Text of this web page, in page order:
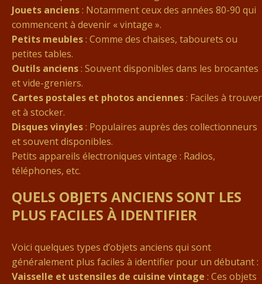
Jouets anciens: Notamment ceux des années 80-90 qui
commencent à devenir « vintage ».
Petits meubles: Comme des chaises, tabourets ou
petites tables.
Outils anciens: Souvent disponibles dans les brocantes
et vide-greniers.
Cartes postales et photos anciennes: Faciles à trouver
et à stocker.
Disques vinyles: Populaires auprès des collectionneurs
et souvent disponibles.
Petits appareils électroniques vintage : Radios,
téléphones, etc.
QUELS OBJETS ANCIENS SONT LES
PLUS FACILES À IDENTIFIER
Voici quelques types d’objets anciens qui sont
généralement plus faciles à identifier pour un débutant :
Vaisselle et ustensiles de cuisine vintage : Ces objets